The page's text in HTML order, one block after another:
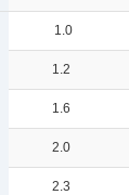
1.0
1.2
1.6
2.0
2.3